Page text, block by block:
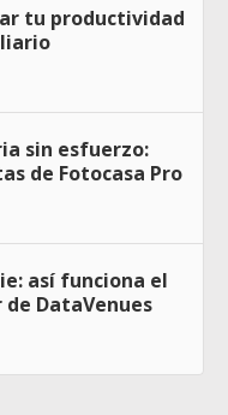
tu productividad
sin esfuerzo:
de Fotocasa Pro
así funciona el
DataVenues